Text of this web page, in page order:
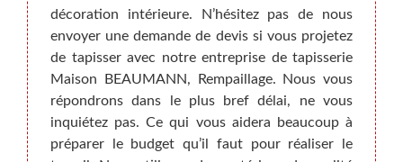
En
un
décoration intérieure. N’hésitez pas de nous
envoyer une demande de devis si vous projetez
de tapisser avec notre entreprise de tapisserie
Maison BEAUMANN, Rempaillage. Nous vous
répondrons dans le plus bref délai, ne vous
inquiétez pas. Ce qui vous aidera beaucoup à
préparer le budget qu’il faut pour réaliser le
rien
pour
pour
faire
la